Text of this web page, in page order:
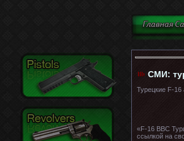
СМИ:
Турецкие F-16
«F-16 ВВС
ссылкой на